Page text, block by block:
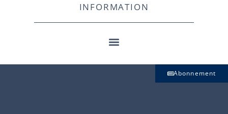
INFORMATION
Abonnement